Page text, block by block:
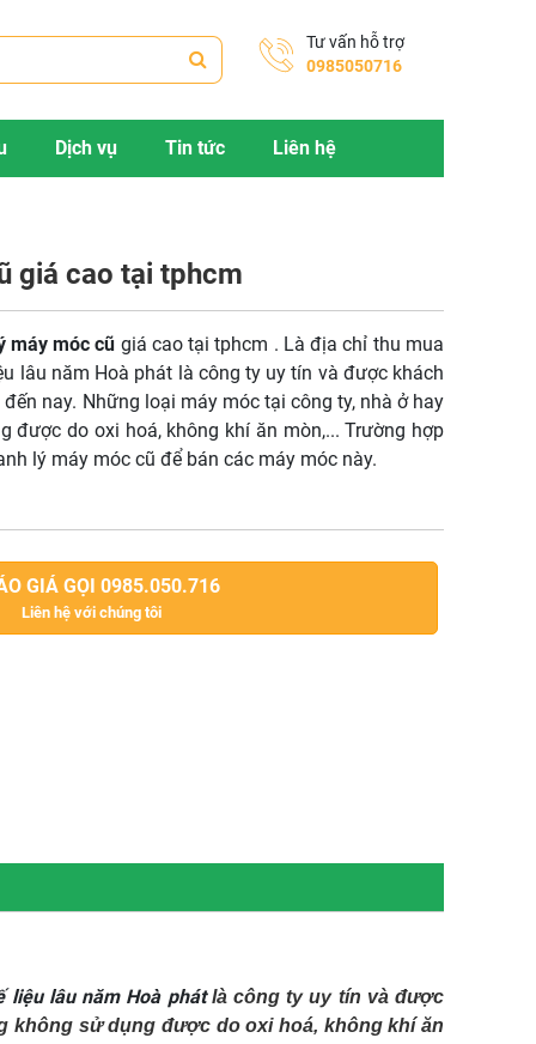
Tư vấn hỗ trợ
0985050716
Dịch vụ Tin tức Liên hệ
giá cao tại tphcm
máy móc cũ giá cao tại tphcm . Là địa chỉ thu mua
lâu năm Hoà phát là công ty uy tín và được khách
nay. Những loại máy móc tại công ty, nhà ở hay
được do oxi hoá, không khí ăn mòn,... Trường hợp
lý máy móc cũ để bán các máy móc này.
GIÁ GỌI 0985.050.716
Liên hệ với chúng tôi
liệu lâu năm Hoà phát là công ty uy tín và được
không sử dụng được do oxi hoá, không khí ăn